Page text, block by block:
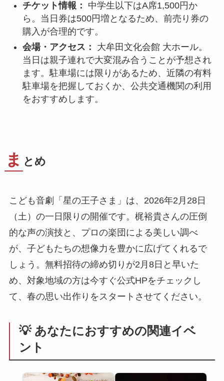
チケット情報：
中学生以下はA席1,500円か
ら。当日券は500円増となるため、前売り券の
購入が合理的です。
会場・アクセス：
大牟田文化会館 大ホール。
当日は親子連れで大変混み合うことが予想され
ます。駐車場には限りがあるため、近隣の有料
駐車場を把握しておくか、公共交通機関の利用
をおすすめします。
ま とめ
こども音劇「星の王子さま」は、2026年2月28日
（土）の一日限りの開催です。梶裕貴さんの圧倒
的な声の演技と、プロの楽団による美しい調べ
が、子どもたちの想像力を豊かに広げてくれるで
しょう。無料招待の締め切りが2月8日と早いた
め、対象地域の方は今すぐ公式HPをチェックし
て、春の思い出作りをスタートさせてください。
💡 あなたにおすすめの関連イベ
ント